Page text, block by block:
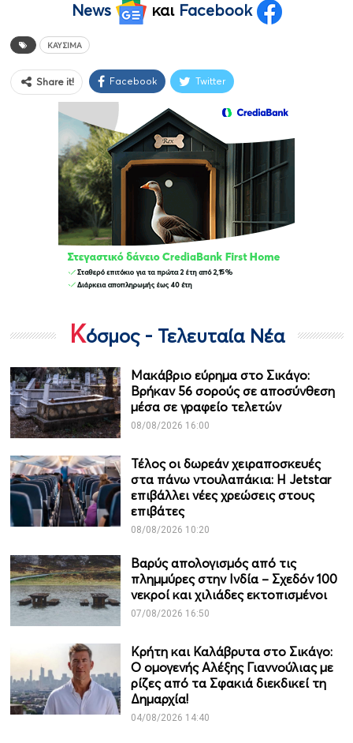
News
και Facebook
ΚΑΎΣΙΜΑ
Share it! Facebook Twitter
Κόσμος - Τελευταία Νέα
Μακάβριο εύρημα στο Σικάγο:
Βρήκαν 56 σορούς σε αποσύνθεση
μέσα σε γραφείο τελετών
08/08/2026 16:00
Τέλος οι δωρεάν χειραποσκευές
στα πάνω ντουλαπάκια: Η Jetstar
επιβάλλει νέες χρεώσεις στους
επιβάτες
08/08/2026 10:20
Βαρύς απολογισμός από τις
πλημμύρες στην Ινδία – Σχεδόν 100
νεκροί και χιλιάδες εκτοπισμένοι
07/08/2026 16:50
Κρήτη και Καλάβρυτα στο Σικάγο:
Ο ομογενής Αλέξης Γιαννούλιας με
ρίζες από τα Σφακιά διεκδικεί τη
Δημαρχία!
04/08/2026 14:40